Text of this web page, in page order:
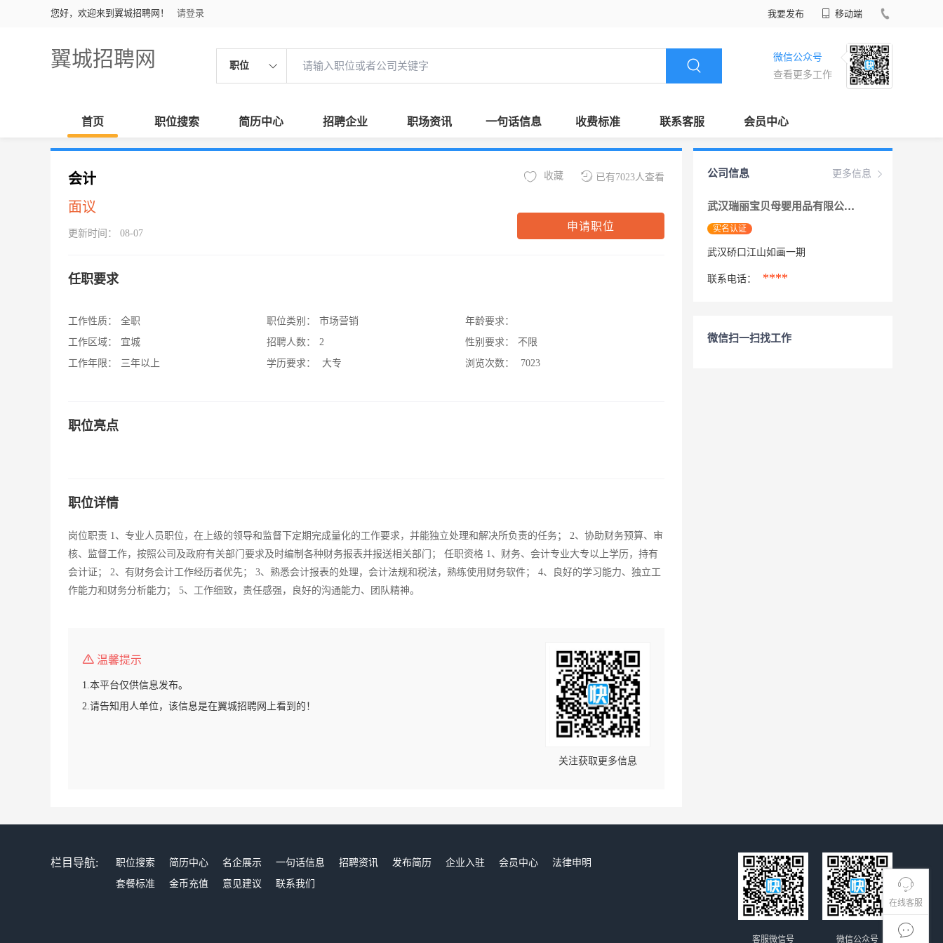
您好，欢迎来到翼城招聘网！ 请登录 我要发布 移动端
翼城招聘网 职位
微信公众号
查看更多工作
首页 职位搜索 简历中心 招聘企业 职场资讯 一句话信息 收费标准 联系客服 会员中心
在线客服
会计
面议
更新时间： 08-07
已有7023人查看
收藏
申请职位
任职要求
工作性质：
全职
工作区域：
宜城
工作年限：
三年以上
职位类别：
市场营销
招聘人数：
2
学历要求：
大专
年龄要求：
性别要求：
不限
浏览次数：
7023
职位亮点
职位详情
岗位职责 1、专业人员职位，在上级的领导和监督下定期完成量化的工作要求，并能独立处理和解决所负责的任务； 2、协助财务预算、审
核、监督工作，按照公司及政府有关部门要求及时编制各种财务报表并报送相关部门； 任职资格 1、财务、会计专业大专以上学历，持有
会计证； 2、有财务会计工作经历者优先； 3、熟悉会计报表的处理，会计法规和税法，熟练使用财务软件； 4、良好的学习能力、独立工
作能力和财务分析能力； 5、工作细致，责任感强，良好的沟通能力、团队精神。
温馨提示
1.本平台仅供信息发布。
2.请告知用人单位，该信息是在翼城招聘网上看到的！
关注获取更多信息
更多信息
公司信息
武汉瑞丽宝贝母婴用品有限公司
实名认证
武汉硚口江山如画一期
联系电话： ****
微信扫一扫找工作
栏目导航: 职位搜索 简历中心 名企展示 一句话信息 招聘资讯 发布简历 企业入驻 会员中心
法律申明
套餐标准
金币充值 意见建议 联系我们
微信公众号
客服微信号